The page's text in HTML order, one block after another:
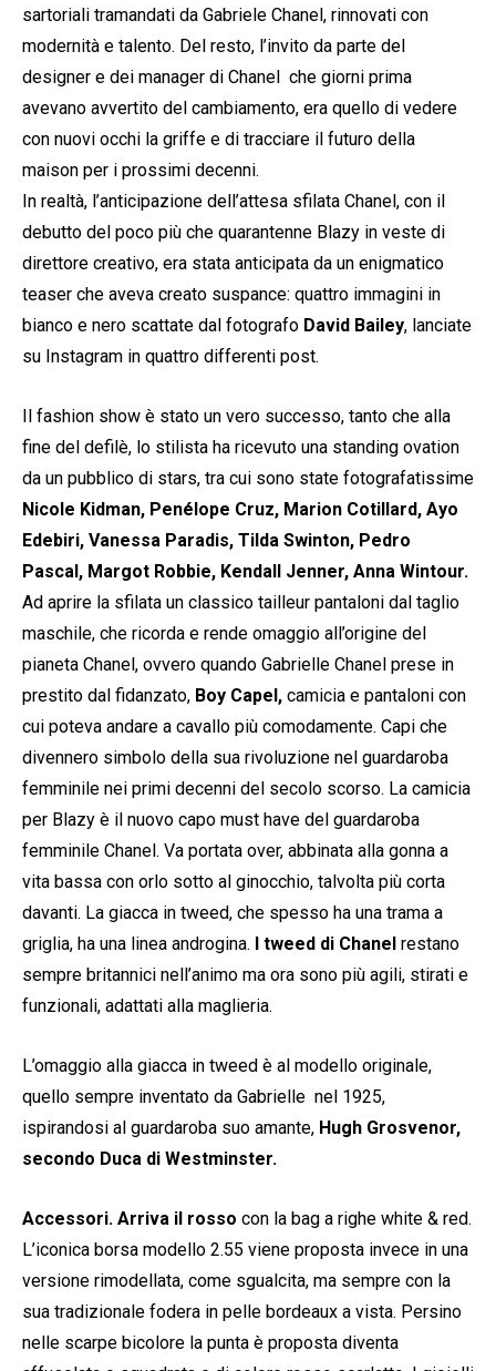
sartoriali tramandati da Gabriele Chanel, rinnovati con
modernità e talento. Del resto, l’invito da parte del
designer e dei manager di Chanel che giorni prima
avevano avvertito del cambiamento, era quello di vedere
con nuovi occhi la griffe e di tracciare il futuro della
maison per i prossimi decenni.
In realtà, l’anticipazione dell’attesa sfilata Chanel, con il
debutto del poco più che quarantenne Blazy in veste di
direttore creativo, era stata anticipata da un enigmatico
teaser che aveva creato suspance: quattro immagini in
bianco e nero scattate dal fotografo David Bailey, lanciate
su Instagram in quattro differenti post.
Il fashion show è stato un vero successo, tanto che alla
fine del defilè, lo stilista ha ricevuto una standing ovation
da un pubblico di stars, tra cui sono state fotografatissime
Nicole Kidman, Penélope Cruz, Marion Cotillard, Ayo
Edebiri, Vanessa Paradis, Tilda Swinton, Pedro
Pascal, Margot Robbie, Kendall Jenner, Anna Wintour.
Ad aprire la sfilata un classico tailleur pantaloni dal taglio
maschile, che ricorda e rende omaggio all’origine del
pianeta Chanel, ovvero quando Gabrielle Chanel prese in
prestito dal fidanzato, Boy Capel, camicia e pantaloni con
cui poteva andare a cavallo più comodamente. Capi che
divennero simbolo della sua rivoluzione nel guardaroba
femminile nei primi decenni del secolo scorso. La camicia
per Blazy è il nuovo capo must have del guardaroba
femminile Chanel. Va portata over, abbinata alla gonna a
vita bassa con orlo sotto al ginocchio, talvolta più corta
davanti. La giacca in tweed, che spesso ha una trama a
griglia, ha una linea androgina. I tweed di Chanel restano
sempre britannici nell’animo ma ora sono più agili, stirati e
funzionali, adattati alla maglieria.
L’omaggio alla giacca in tweed è al modello originale,
quello sempre inventato da Gabrielle nel 1925,
ispirandosi al guardaroba suo amante, Hugh Grosvenor,
secondo Duca di Westminster.
Accessori. Arriva il rosso con la bag a righe white & red.
L’iconica borsa modello 2.55 viene proposta invece in una
versione rimodellata, come sgualcita, ma sempre con la
sua tradizionale fodera in pelle bordeaux a vista. Persino
nelle scarpe bicolore la punta è proposta diventa